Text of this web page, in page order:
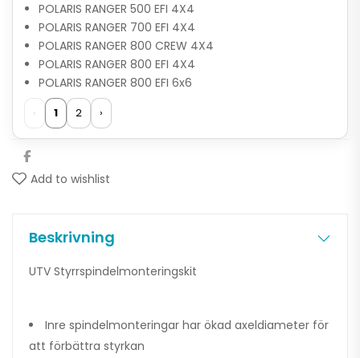
POLARIS RANGER 500 EFI 4X4
POLARIS RANGER 700 EFI 4X4
POLARIS RANGER 800 CREW 4X4
POLARIS RANGER 800 EFI 4X4
POLARIS RANGER 800 EFI 6x6
‹ 1 2 ›
Add to wishlist
Beskrivning
UTV Styrrspindelmonteringskit
Inre spindelmonteringar har ökad axeldiameter för
att förbättra styrkan